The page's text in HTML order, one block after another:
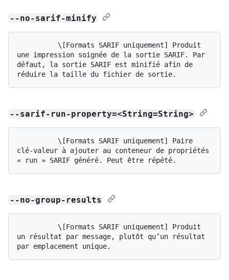
--no-sarif-minify
une impression soignée de la sortie SARIF. Par
défaut, la sortie SARIF est minifié afin de
--sarif-run-property=<String=String>
clé-valeur à ajouter au conteneur de propriétés
--no-group-results
un résultat par message, plutôt qu’un résultat